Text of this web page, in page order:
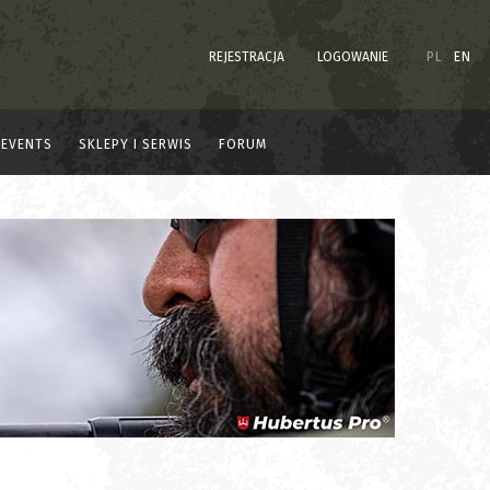
REJESTRACJA LOGOWANIE PL EN
EVENTS SKLEPY I SERWIS FORUM